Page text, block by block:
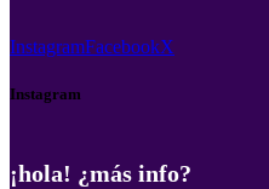
InstagramFacebookX
Instagram
¡hola! ¿más info?